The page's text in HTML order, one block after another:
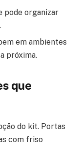
pode organizar
em ambientes
próxima.
que
do kit. Portas
com friso